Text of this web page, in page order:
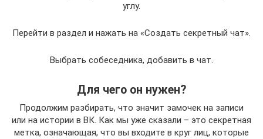
углу.
Перейти в раздел и нажать на «Создать секретный чат».
Выбрать собеседника, добавить в чат.
Для чего он нужен?
Продолжим разбирать, что значит замочек на записи
или на истории в ВК. Как мы уже сказали – это секретная
метка, означающая, что вы входите в круг лиц, которые